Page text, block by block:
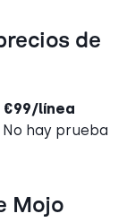
de
€99/línea
No hay prueba
Mojo